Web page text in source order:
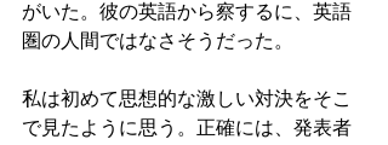
がいた。彼の英語から察するに、英語
圏の人間ではなさそうだった。
私は初めて思想的な激しい対決をそこ
で見たように思う。正確には、発表者